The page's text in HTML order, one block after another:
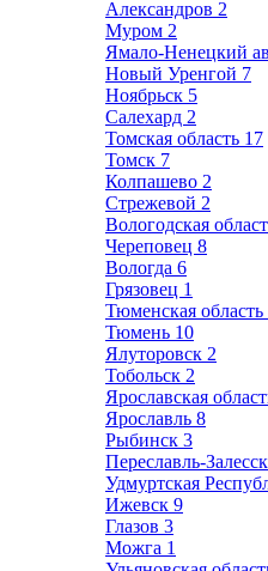
Александров 2
Муром 2
Ямало-Ненецкий
Новый Уренгой 7
Ноябрьск 5
Салехард 2
Томская область 17
Томск 7
Колпашево 2
Стрежевой 2
Вологодская
Череповец 8
Вологда 6
Грязовец 1
Тюменская область
Тюмень 10
Ялуторовск 2
Тобольск 2
Ярославская
Ярославль 8
Рыбинск 3
Переславль-
Удмуртская
Ижевск 9
Глазов 3
Можга 1